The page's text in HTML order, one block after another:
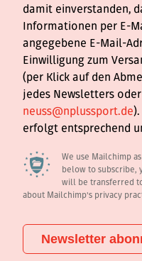
damit einverstanden,
Informationen per E-
angegebene E-Mail-
Einwilligung zum
(per Klick auf den
jedes Newsletters
neuss@nplussport.de
erfolgt entsprechend
We use Mailchimp
below to subscribe,
will be transferred
about Mailchimp's privacy